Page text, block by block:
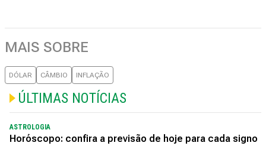
MAIS SOBRE
DÓLAR CÂMBIO INFLAÇÃO
ÚLTIMAS NOTÍCIAS
ASTROLOGIA
Horóscopo: confira a previsão de hoje para cada signo